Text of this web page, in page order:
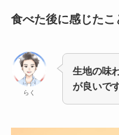
食べた後に感じたこ
らく
生地の味
が良いで